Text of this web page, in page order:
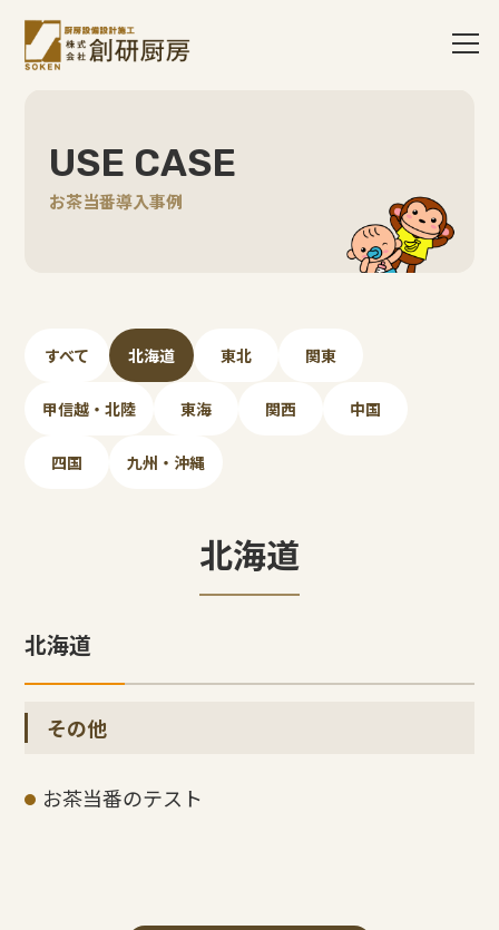
USE CASE
お茶当番導入事例
すべて 北海道 東北 関東
甲信越・北陸 東海 関西 中国
四国 九州・沖縄
北海道
北海道
その他
お茶当番のテスト